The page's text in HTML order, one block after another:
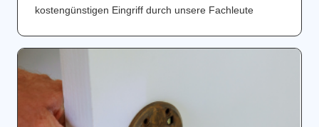
kostengünstigen Eingriff durch unsere Fachleute